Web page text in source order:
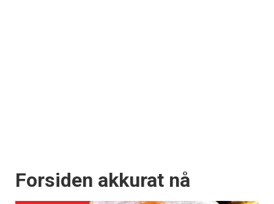
Forsiden akkurat nå